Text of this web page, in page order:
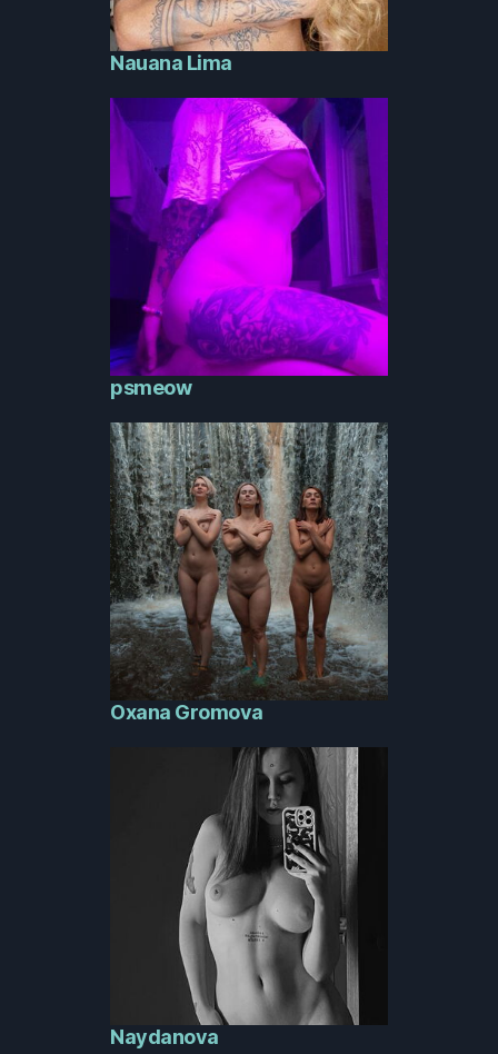
Nauana Lima
psmeow
Oxana Gromova
Naydanova